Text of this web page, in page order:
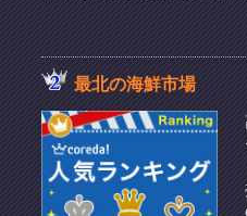
最北の海鮮市場